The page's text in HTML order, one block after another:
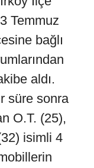
Temmuz
bağlı
aldı.
süre sonra
O.T. (25),
isimli 4